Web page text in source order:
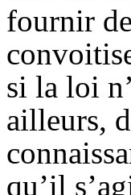
fournir
si la loi
ailleurs,
qu’il